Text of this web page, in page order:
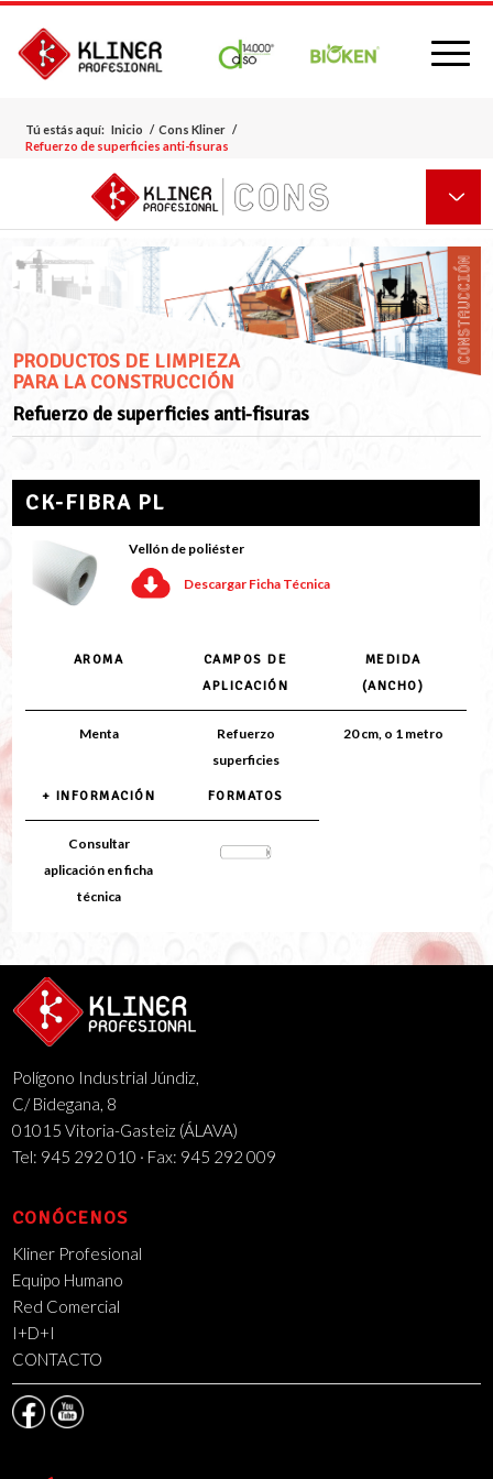
Tú estás aquí: Inicio / Cons Kliner /
Refuerzo de superficies anti-fisuras
PRODUCTOS DE LIMPIEZA
PARA LA CONSTRUCCIÓN
Refuerzo de superficies anti-fisuras
CK-FIBRA PL
Vellón de poliéster
Descargar Ficha Técnica
AROMA
CAMPOS DE
APLICACIÓN
MEDIDA
(ANCHO)
Menta
Refuerzo
superficies
20 cm, o 1 metro
+ INFORMACIÓN FORMATOS
Consultar
aplicación en ficha
técnica
Polígono Industrial Júndiz,
C/ Bidegana, 8
01015 Vitoria-Gasteiz (ÁLAVA)
Tel: 945 292 010 · Fax: 945 292 009
CONÓCENOS
Kliner Profesional
Equipo Humano
Red Comercial
I+D+I
CONTACTO